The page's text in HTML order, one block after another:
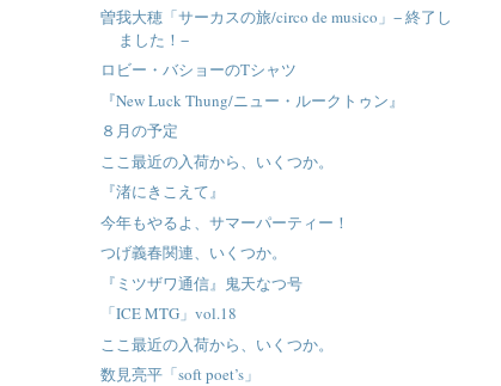
曽我大穂「サーカスの旅/circo de musico」− 終了し
ました！−
ロビー・バショーのTシャツ
『New Luck Thung/ニュー・ルークトゥン』
８月の予定
ここ最近の入荷から、いくつか。
『渚にきこえて』
今年もやるよ、サマーパーティー！
つげ義春関連、いくつか。
『ミツザワ通信』鬼天なつ号
「ICE MTG」vol.18
ここ最近の入荷から、いくつか。
数見亮平「soft poet’s」